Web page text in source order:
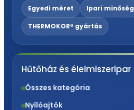
Egyedi méret Ipari minőség
THERMOKOR® gyártás
Hűtőház és élelmiszeripar
Összes kategória
Nyílóajtók